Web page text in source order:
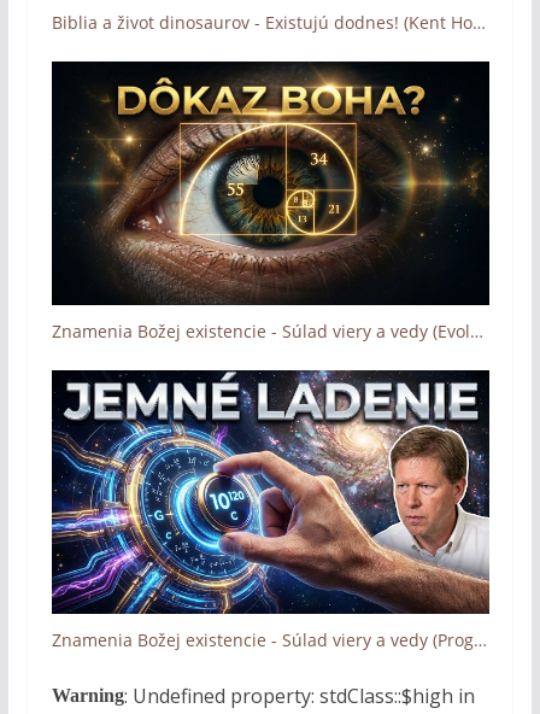
Biblia a život dinosaurov - Existujú dodnes! (Kent Hovind)
Znamenia Božej existencie - Súlad viery a vedy (Evolúcia, DNA, Zlatý rez, Dôkaz Boha - 1/2)
Znamenia Božej existencie - Súlad viery a vedy (Programovanie, Multivesmír, Jemné ladenie - 2/2)
Warning: Undefined property: stdClass::$high in